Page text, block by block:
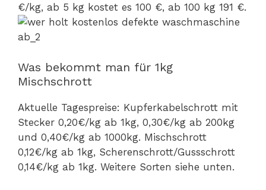
€/kg, ab 5 kg kostet es 100 €, ab 100 kg 191 €.
Was bekommt man für 1kg
Mischschrott
Aktuelle Tagespreise: Kupferkabelschrott mit
Stecker 0,20€/kg ab 1kg, 0,30€/kg ab 200kg
und 0,40€/kg ab 1000kg. Mischschrott
0,12€/kg ab 1kg, Scherenschrott/Gussschrott
0,14€/kg ab 1kg. Weitere Sorten siehe unten.